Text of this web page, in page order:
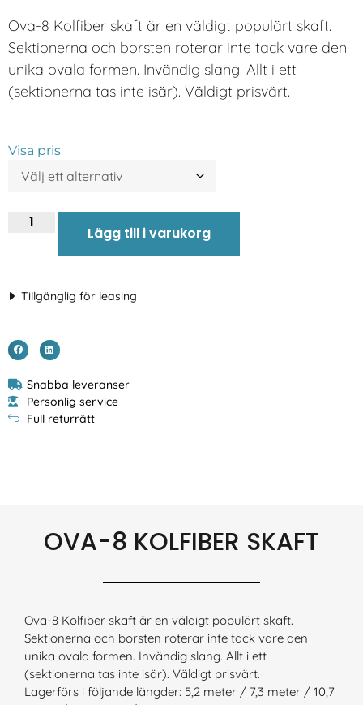
Ova-8 Kolfiber skaft är en väldigt populärt skaft.
Sektionerna och borsten roterar inte tack vare den
unika ovala formen. Invändig slang. Allt i ett
(sektionerna tas inte isär). Väldigt prisvärt.
Visa pris
Lägg till i varukorg
Tillgänglig för leasing
Snabba leveranser
Personlig service
Full returrätt
OVA-8 KOLFIBER SKAFT
Ova-8 Kolfiber skaft är en väldigt populärt skaft.
Sektionerna och borsten roterar inte tack vare den
unika ovala formen. Invändig slang. Allt i ett
(sektionerna tas inte isär). Väldigt prisvärt.
Lagerförs i följande längder: 5,2 meter / 7,3 meter / 10,7